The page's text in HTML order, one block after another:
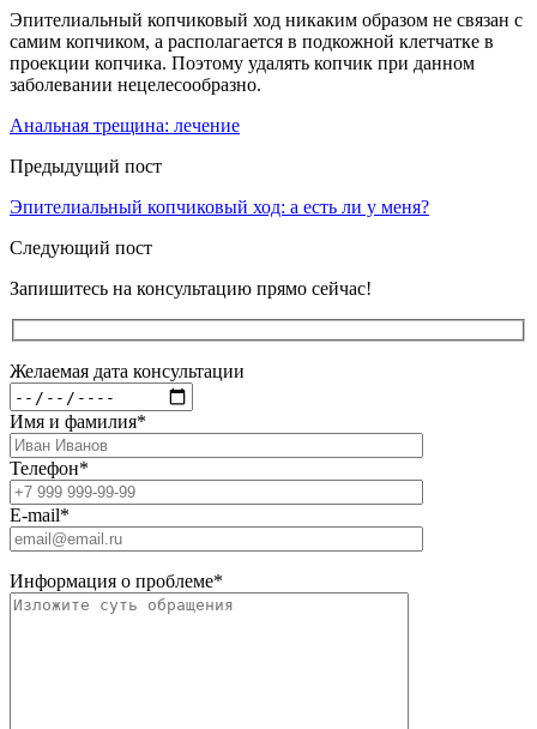
Эпителиальный копчиковый ход никаким образом не связан с
самим копчиком, а располагается в подкожной клетчатке в
проекции копчика. Поэтому удалять копчик при данном
заболевании нецелесообразно.
Анальная трещина: лечение
Предыдущий пост
Эпителиальный копчиковый ход: а есть ли у меня?
Следующий пост
Запишитесь на консультацию прямо сейчас!
Желаемая дата консультации
Имя и фамилия*
Телефон*
E-mail*
Информация о проблеме*